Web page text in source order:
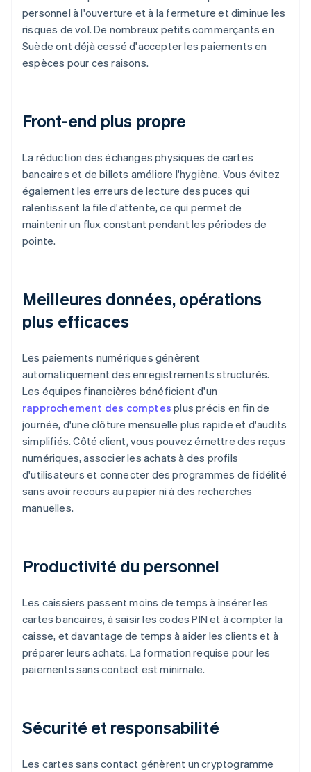
personnel à l'ouverture et à la fermeture et diminue les
risques de vol. De nombreux petits commerçants en
Suède ont déjà cessé d'accepter les paiements en
espèces pour ces raisons.
Front-end plus propre
La réduction des échanges physiques de cartes
bancaires et de billets améliore l'hygiène. Vous évitez
également les erreurs de lecture des puces qui
ralentissent la file d'attente, ce qui permet de
maintenir un flux constant pendant les périodes de
pointe.
Meilleures données, opérations
plus efficaces
Les paiements numériques génèrent
automatiquement des enregistrements structurés.
Les équipes financières bénéficient d'un
rapprochement des comptes plus précis en fin de
journée, d'une clôture mensuelle plus rapide et d'audits
simplifiés. Côté client, vous pouvez émettre des reçus
numériques, associer les achats à des profils
d'utilisateurs et connecter des programmes de fidélité
sans avoir recours au papier ni à des recherches
manuelles.
Productivité du personnel
Les caissiers passent moins de temps à insérer les
cartes bancaires, à saisir les codes PIN et à compter la
caisse, et davantage de temps à aider les clients et à
préparer leurs achats. La formation requise pour les
paiements sans contact est minimale.
Sécurité et responsabilité
Les cartes sans contact génèrent un cryptogramme